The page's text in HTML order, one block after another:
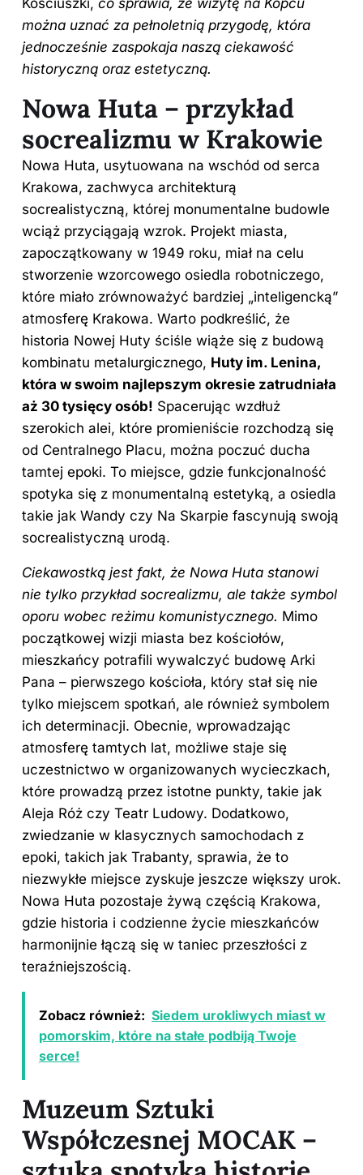
można uznać za pełnoletnią przygodę, która
jednocześnie zaspokaja naszą ciekawość
historyczną oraz estetyczną.
Nowa Huta – przykład
socrealizmu w Krakowie
Nowa Huta, usytuowana na wschód od serca
Krakowa, zachwyca architekturą
socrealistyczną, której monumentalne budowle
wciąż przyciągają wzrok. Projekt miasta,
zapoczątkowany w 1949 roku, miał na celu
stworzenie wzorcowego osiedla robotniczego,
które miało zrównoważyć bardziej „inteligencką”
atmosferę Krakowa. Warto podkreślić, że
historia Nowej Huty ściśle wiąże się z budową
kombinatu metalurgicznego, Huty im. Lenina,
która w swoim najlepszym okresie zatrudniała
aż 30 tysięcy osób! Spacerując wzdłuż
szerokich alei, które promieniście rozchodzą się
od Centralnego Placu, można poczuć ducha
tamtej epoki. To miejsce, gdzie funkcjonalność
spotyka się z monumentalną estetyką, a osiedla
takie jak Wandy czy Na Skarpie fascynują swoją
socrealistyczną urodą.
Ciekawostką jest fakt, że Nowa Huta stanowi
nie tylko przykład socrealizmu, ale także symbol
oporu wobec reżimu komunistycznego. Mimo
początkowej wizji miasta bez kościołów,
mieszkańcy potrafili wywalczyć budowę Arki
Pana – pierwszego kościoła, który stał się nie
tylko miejscem spotkań, ale również symbolem
ich determinacji. Obecnie, wprowadzając
atmosferę tamtych lat, możliwe staje się
uczestnictwo w organizowanych wycieczkach,
które prowadzą przez istotne punkty, takie jak
Aleja Róż czy Teatr Ludowy. Dodatkowo,
zwiedzanie w klasycznych samochodach z
epoki, takich jak Trabanty, sprawia, że to
niezwykłe miejsce zyskuje jeszcze większy urok.
Nowa Huta pozostaje żywą częścią Krakowa,
gdzie historia i codzienne życie mieszkańców
harmonijnie łączą się w taniec przeszłości z
teraźniejszością.
Zobacz również: Siedem urokliwych miast w
pomorskim, które na stałe podbiją Twoje
serce!
Muzeum Sztuki
Współczesnej MOCAK –